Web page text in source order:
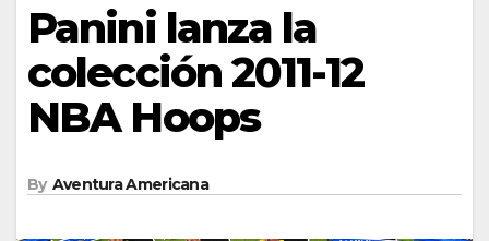
Panini lanza la
colección 2011-12
NBA Hoops
By Aventura Americana